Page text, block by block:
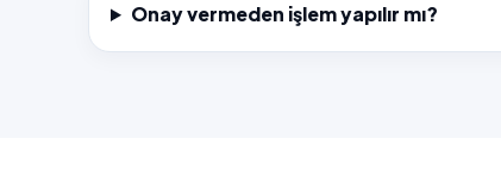
Onay vermeden işlem yapılır mı?